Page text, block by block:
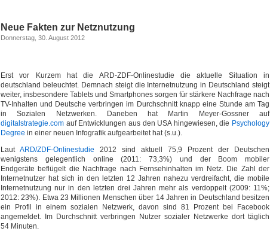
Neue Fakten zur Netznutzung
Donnerstag, 30. August 2012
Erst vor Kurzem hat die ARD-ZDF-Onlinestudie die aktuelle Situation in
deutschland beleuchtet. Demnach steigt die Internetnutzung in Deutschland steigt
weiter, insbesondere Tablets und Smartphones sorgen für stärkere Nachfrage nach
TV-Inhalten und Deutsche verbringen im Durchschnitt knapp eine Stunde am Tag
in Sozialen Netzwerken. Daneben hat Martin Meyer-Gossner auf
digitalstrategie.com auf Entwicklungen aus den USA hingewiesen, die Psychology
Degree in einer neuen Infografik aufgearbeitet hat (s.u.).
Laut ARD/ZDF-Onlinestudie 2012 sind aktuell 75,9 Prozent der Deutschen
wenigstens gelegentlich online (2011: 73,3%) und der Boom mobiler
Endgeräte beflügelt die Nachfrage nach Fernsehinhalten im Netz. Die Zahl der
Internetnutzer hat sich in den letzten 12 Jahren nahezu verdreifacht, die mobile
Internetnutzung nur in den letzten drei Jahren mehr als verdoppelt (2009: 11%;
2012: 23%). Etwa 23 Millionen Menschen über 14 Jahren in Deutschland besitzen
ein Profil in einem sozialen Netzwerk, davon sind 81 Prozent bei Facebook
angemeldet. Im Durchschnitt verbringen Nutzer sozialer Netzwerke dort täglich
54 Minuten.